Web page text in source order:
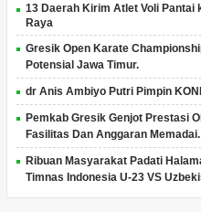
13 Daerah Kirim Atlet Voli Pantai
Raya
Gresik Open Karate
Potensial Jawa Timur.
dr Anis Ambiyo Putri Pimpin
Pemkab Gresik Genjot Prestasi
Fasilitas Dan Anggaran Memadai.
Ribuan Masyarakat Padati
Timnas Indonesia U-23 VS